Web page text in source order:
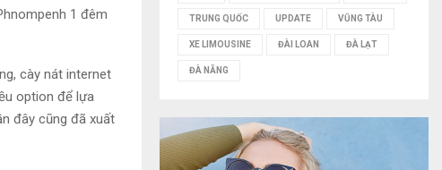
1 đêm
cày nát internet
option để lựa
đây cũng đã xuất
TRUNG QUỐC UPDATE VŨNG TÀU
XE LIMOUSINE ĐÀI LOAN ĐÀ LẠT
ĐÀ NẴNG